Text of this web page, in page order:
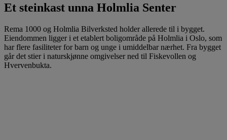
Et steinkast unna Holmlia Senter
Rema 1000 og Holmlia Bilverksted holder allerede til i bygget.
Eiendommen ligger i et etablert boligområde på Holmlia i Oslo, som
har flere fasiliteter for barn og unge i umiddelbar nærhet. Fra bygget
går det stier i naturskjønne omgivelser ned til Fiskevollen og
Hvervenbukta.